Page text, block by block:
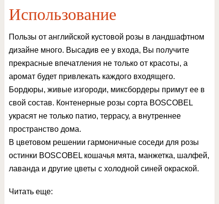
Использование
Пользы от английской кустовой розы в ландшафтном
дизайне много. Высадив ее у входа, Вы получите
прекрасные впечатления не только от красоты, а
аромат будет привлекать каждого входящего.
Бордюры, живые изгороди, миксбордеры примут ее в
свой состав. Контенерные розы сорта BOSCOBEL
украсят не только патио, террасу, а внутреннее
пространство дома.
В цветовом решении гармоничные соседи для розы
остинки BOSCOBEL кошачья мята, манжетка, шалфей,
лаванда и другие цветы с холодной синей окраской.
Читать еще: